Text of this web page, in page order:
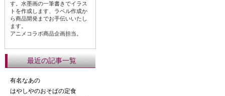
す。水墨画の一筆書きでイラス
トを作成します、ラベル作成か
ら商品開発までお手伝いいたし
ます。
アニメコラボ商品企画担当。
最近の記事一覧
有名なあの
はやしやのおそばの定食